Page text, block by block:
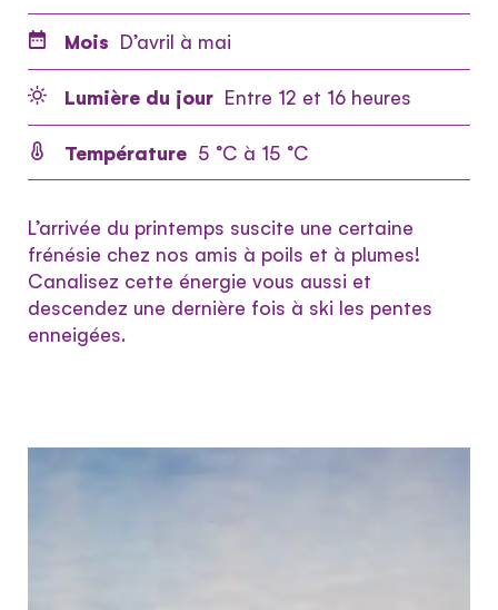
Mois D’avril à mai
Lumière du jour Entre 12 et 16 heures
Température 5 °C à 15 °C
L’arrivée du printemps suscite une certaine
frénésie chez nos amis à poils et à plumes!
Canalisez cette énergie vous aussi et
descendez une dernière fois à ski les pentes
enneigées.